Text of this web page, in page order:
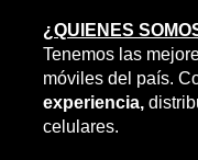
¿QUIENES
Tenemos las
móviles del país.
experiencia,
celulares.